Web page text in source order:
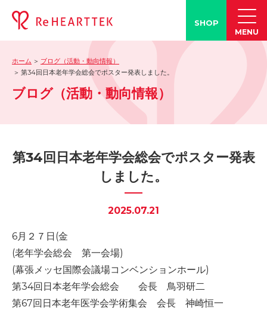
製品情報
-「タン練くん」
-ブログ
-学会発表情報
-メディア紹介事例
-誤嚥・誤嚥性肺炎とは
-誤嚥のQ&A(コラム)
-誤嚥・誤嚥性肺炎の予防策
会社情報
SHOP
MENU
ホーム
ブログ（活動・動向情報）
第34回日本老年学会総会でポスター発表しました。
ブログ（活動・動向情報）
第34回日本老年学会総会でポスター発表
しました。
2025.07.21
6月２７日(金
(老年学会総会 第一会場)
(幕張メッセ国際会議場コンベンションホール)
第34回日本老年学会総会 会長 鳥羽研二
第67回日本老年医学会学術集会 会長 神崎恒一